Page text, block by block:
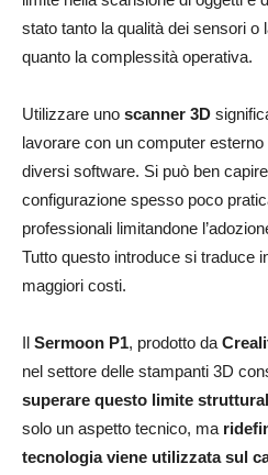
stato tanto la qualità dei sensori o
quanto la complessità operativa.
Utilizzare uno scanner 3D
lavorare con un computer
diversi software. Si può ben
configurazione spesso poco
professionali limitandone
Tutto questo introduce si traduce
maggiori costi.
Il Sermoon P1, prodotto da
nel settore delle stampanti 3D
superare questo limite
solo un aspetto tecnico, ma
tecnologia viene utilizzata sul